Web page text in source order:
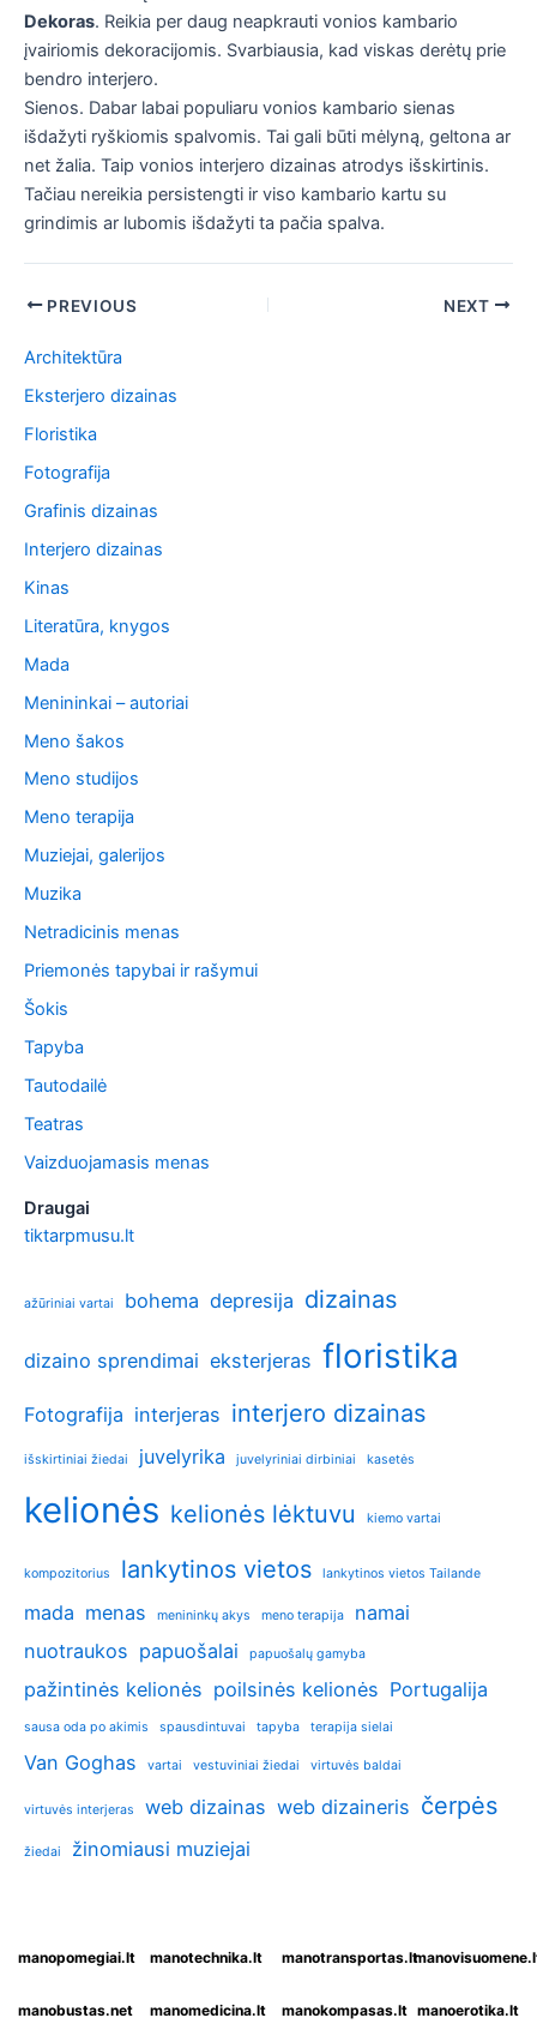
Dekoras. Reikia per daug neapkrauti vonios kambario
įvairiomis dekoracijomis. Svarbiausia, kad viskas derėtų prie
bendro interjero.
Sienos. Dabar labai populiaru vonios kambario sienas
išdažyti ryškiomis spalvomis. Tai gali būti mėlyną, geltona ar
net žalia. Taip vonios interjero dizainas atrodys išskirtinis.
Tačiau nereikia persistengti ir viso kambario kartu su
grindimis ar lubomis išdažyti ta pačia spalva.
PostPREVIOUS NEXT
Architektūra
Eksterjero dizainas
Floristika
Fotografija
Grafinis dizainas
Interjero dizainas
Kinas
Literatūra, knygos
Mada
Menininkai – autoriai
Meno šakos
Meno studijos
Meno terapija
Muziejai, galerijos
Muzika
Netradicinis menas
Priemonės tapybai ir rašymui
Šokis
Tapyba
Tautodailė
Teatras
Vaizduojamasis menas
Draugai
tiktarpmusu.lt
ažūriniai vartai bohema depresija dizainas
dizaino sprendimai eksterjeras floristika
Fotografija interjeras interjero dizainas
išskirtiniai žiedai juvelyrika juvelyriniai dirbiniai kasetės
kelionės kelionės lėktuvu kiemo vartai
kompozitorius lankytinos vietos lankytinos vietos Tailande
mada menas menininkų akys meno terapija
namai
nuotraukos papuošalai papuošalų gamyba
pažintinės kelionės poilsinės kelionės Portugalija
sausa oda po akimis spausdintuvai tapyba terapija sielai
Van Goghas vartai vestuviniai žiedai virtuvės baldai
virtuvės interjeras web dizainas web dizaineris čerpės
žiedai žinomiausi muziejai
manopomegiai.lt manotechnika.lt manotransportas.lt
manobustas.net manomedicina.lt manokompasas.lt manoerotika.lt